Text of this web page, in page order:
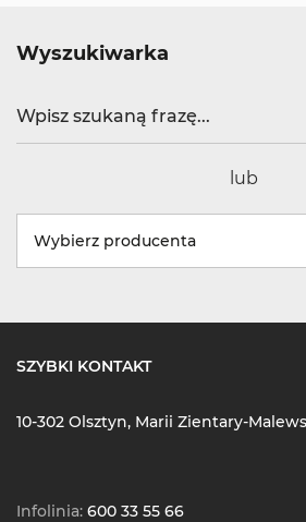
Wyszukiwarka
lub
Wybierz producenta
SZYBKI KONTAKT
10-302 Olsztyn, Marii Zientary-
Infolinia: 600 33 55 66